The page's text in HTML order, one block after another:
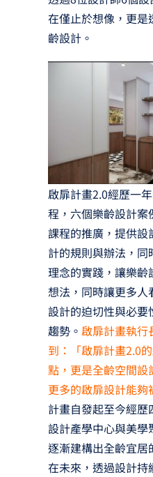
在僅止於想像，更是
齡設計。
啟扉計畫2.0經歷一
程，六個樂齡設計
課程的推廣，提供設
計的規則與辦法，
理念的實踐，讓樂齡
想法，同時讓更多人
設計的迫切性與必要
趨勢。 啟扉計畫執行
到：「啟扉計畫2.0
點，更是全齡空間設
更多的啟扉設計能夠
計畫自發起至今經
設計產學中心與美
逐漸建構出全齡宜
在未來，透過設計持